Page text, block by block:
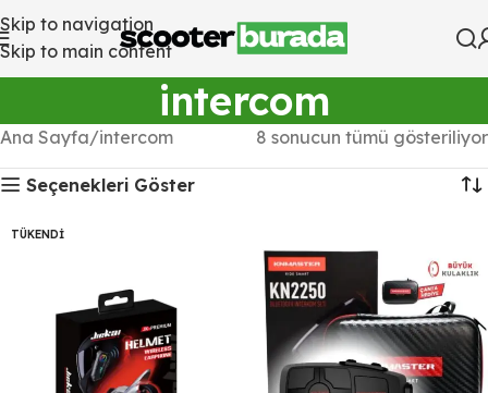
Skip to navigation
Skip to main content
intercom
Ana Sayfa intercom 8 sonucun tümü gösteriliyor
Seçenekleri Göster
TÜKENDI